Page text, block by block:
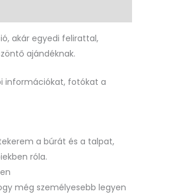
akár egyedi felirattal,
ajándéknak.
információkat, fotókat a
a búrát és a talpat,
róla.
még személyesebb legyen